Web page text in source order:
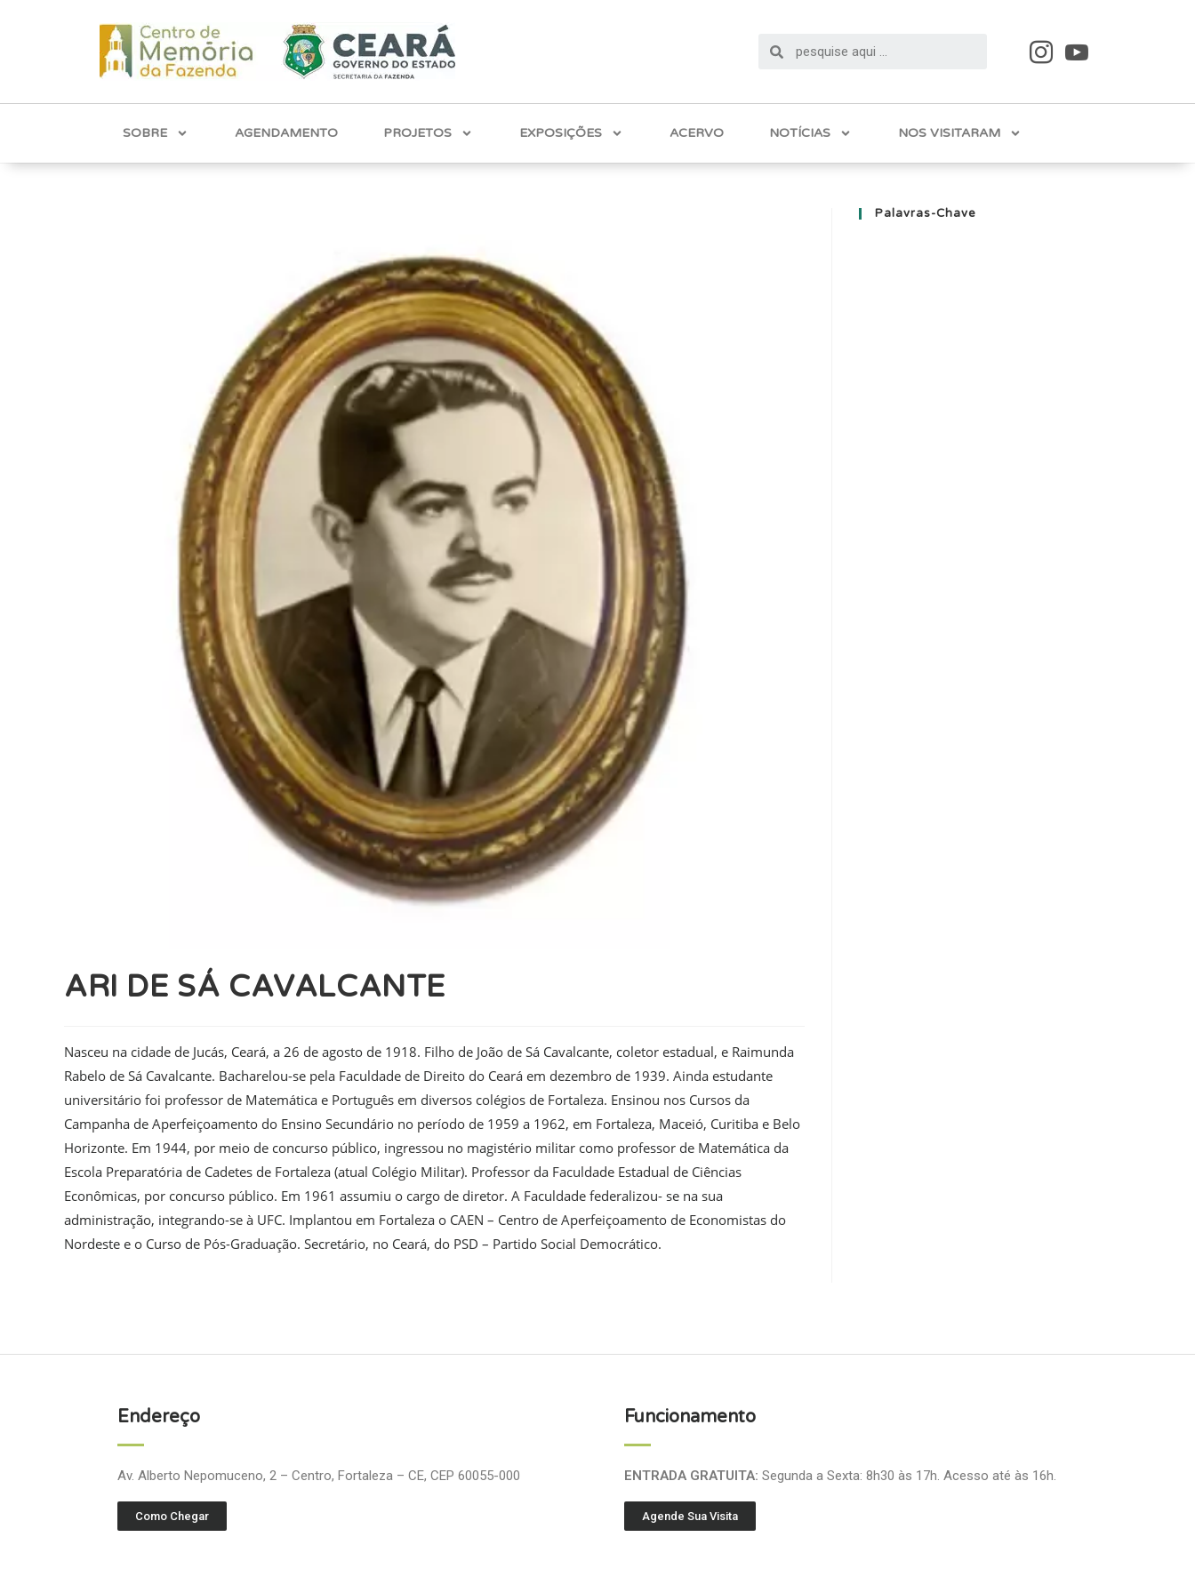
SOBRE AGENDAMENTO PROJETOS EXPOSIÇÕES ACERVO NOTÍCIAS NOS VISITARAM
ARI DE SÁ CAVALCANTE
Nasceu na cidade de Jucás, Ceará, a 26 de agosto de 1918. Filho de João de Sá Cavalcante, coletor estadual, e Raimunda
Rabelo de Sá Cavalcante. Bacharelou-se pela Faculdade de Direito do Ceará em dezembro de 1939. Ainda estudante
universitário foi professor de Matemática e Português em diversos colégios de Fortaleza. Ensinou nos Cursos da
Campanha de Aperfeiçoamento do Ensino Secundário no período de 1959 a 1962, em Fortaleza, Maceió, Curitiba e Belo
Horizonte. Em 1944, por meio de concurso público, ingressou no magistério militar como professor de Matemática da
Escola Preparatória de Cadetes de Fortaleza (atual Colégio Militar). Professor da Faculdade Estadual de Ciências
Econômicas, por concurso público. Em 1961 assumiu o cargo de diretor. A Faculdade federalizou- se na sua
administração, integrando-se à UFC. Implantou em Fortaleza o CAEN – Centro de Aperfeiçoamento de Economistas do
Nordeste e o Curso de Pós-Graduação. Secretário, no Ceará, do PSD – Partido Social Democrático.
Palavras-Chave
Endereço
Av. Alberto Nepomuceno, 2 – Centro, Fortaleza – CE, CEP 60055-000
Como Chegar
Funcionamento
ENTRADA GRATUITA: Segunda a Sexta: 8h30 às 17h. Acesso até às 16h.
Agende Sua Visita